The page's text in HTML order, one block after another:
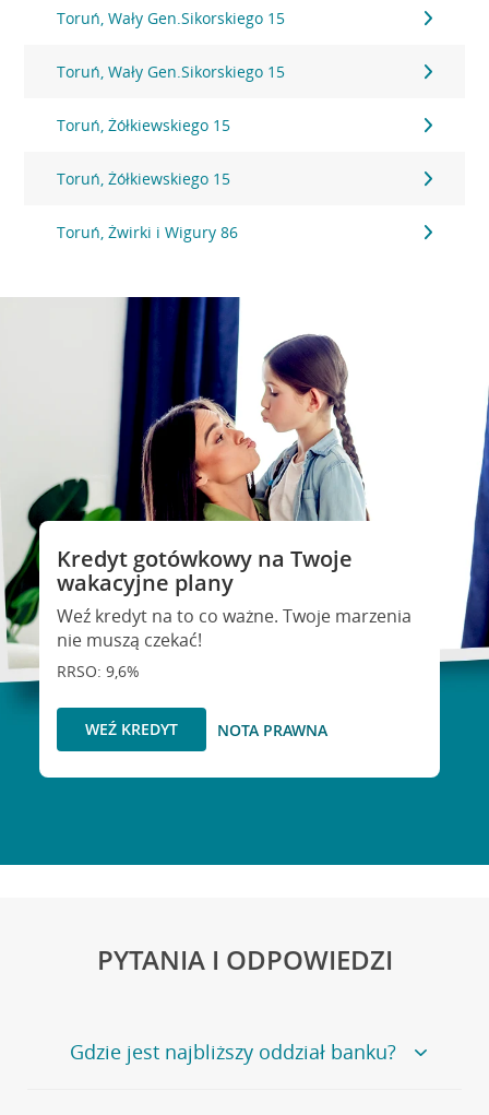
Toruń, Wały Gen.Sikorskiego 15
Toruń, Wały Gen.Sikorskiego 15
Toruń, Żółkiewskiego 15
Toruń, Żółkiewskiego 15
Toruń, Żwirki i Wigury 86
Kredyt gotówkowy na Twoje
wakacyjne plany
Weź kredyt na to co ważne. Twoje marzenia
nie muszą czekać!
RRSO: 9,6%
WEŹ KREDYT NOTA PRAWNA
PYTANIA I ODPOWIEDZI
Gdzie jest najbliższy oddział banku?